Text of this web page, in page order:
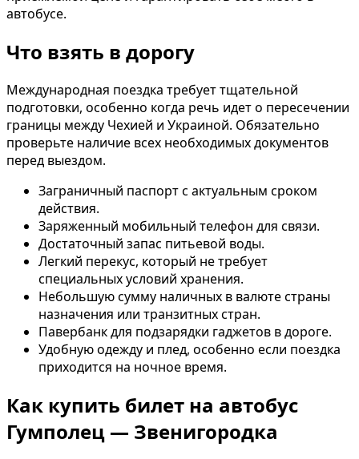
автобусе.
Что взять в дорогу
Международная поездка требует тщательной
подготовки, особенно когда речь идет о пересечении
границы между Чехией и Украиной. Обязательно
проверьте наличие всех необходимых документов
перед выездом.
Заграничный паспорт с актуальным сроком
действия.
Заряженный мобильный телефон для связи.
Достаточный запас питьевой воды.
Легкий перекус, который не требует
специальных условий хранения.
Небольшую сумму наличных в валюте страны
назначения или транзитных стран.
Павербанк для подзарядки гаджетов в дороге.
Удобную одежду и плед, особенно если поездка
приходится на ночное время.
Как купить билет на автобус
Гумполец — Звенигородка